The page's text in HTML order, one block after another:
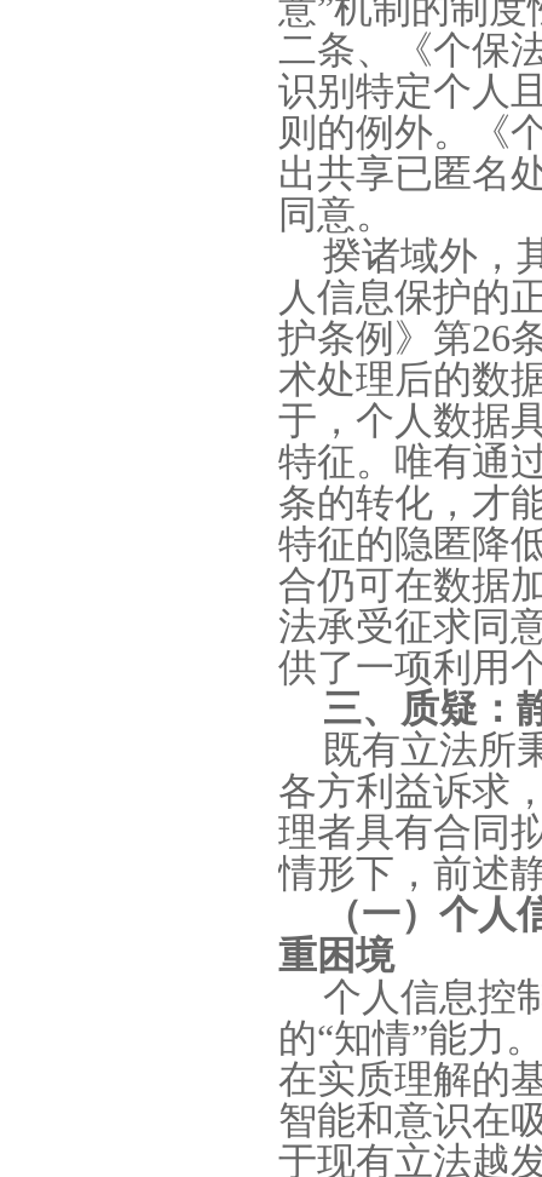
二条、《个保
识别特定个人
则的例外。《
出共享已匿名
同意。
揆诸域外，
人信息保护的
护条例》第26
术处理后的数
于，个人数据
特征。唯有通
条的转化，才
特征的隐匿降
合仍可在数据
法承受征求同
供了一项利用
三、质疑：
既有立法所
各方利益诉求
理者具有合同
情形下，前述
（一）个
重困境
个人信息控
的“知情”能力
在实质理解的
智能和意识在
于现有立法越